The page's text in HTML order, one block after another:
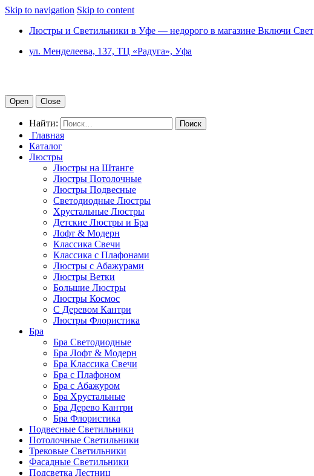
Skip to navigation Skip to content
Люстры и Светильники в Уфе — недорого в магазине Включи Свет
ул. Менделеева, 137, ТЦ «Радуга», Уфа
Open Close
Найти:
Главная
Каталог
Люстры
Люстры на Штанге
Люстры Потолочные
Люстры Подвесные
Светодиодные Люстры
Хрустальные Люстры
Детские Люстры и Бра
Лофт & Модерн
Классика Свечи
Классика с Плафонами
Люстры с Абажурами
Люстры Ветки
Большие Люстры
Люстры Космос
С Деревом Кантри
Люстры Флористика
Бра
Бра Светодиодные
Бра Лофт & Модерн
Бра Классика Свечи
Бра с Плафоном
Бра с Абажуром
Бра Хрустальные
Бра Дерево Кантри
Бра Флористика
Подвесные Светильники
Потолочные Светильники
Трековые Светильники
Фасадные Светильники
Подсветка Лестниц